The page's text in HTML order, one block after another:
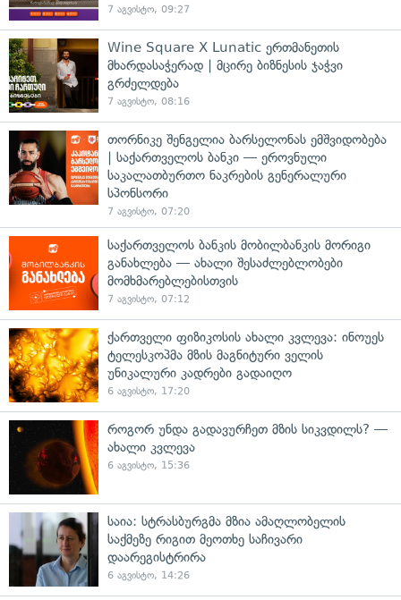
7 აგვისტო, 09:27
Wine Square X Lunatic ერთმანეთის
მხარდასაჭერად | მცირე ბიზნესის ჯაჭვი
გრძელდება
7 აგვისტო, 08:16
თორნიკე შენგელია ბარსელონას ემშვიდობება
| საქართველოს ბანკი — ეროვნული
საკალათბურთო ნაკრების გენერალური
სპონსორი
7 აგვისტო, 07:20
საქართველოს ბანკის მობილბანკის მორიგი
განახლება — ახალი შესაძლებლობები
მომხმარებლებისთვის
7 აგვისტო, 07:12
ქართველი ფიზიკოსის ახალი კვლევა: ინოუეს
ტელესკოპმა მზის მაგნიტური ველის
უნიკალური კადრები გადაიღო
6 აგვისტო, 17:20
როგორ უნდა გადავურჩეთ მზის სიკვდილს? —
ახალი კვლევა
6 აგვისტო, 15:36
საია: სტრასბურგმა მზია ამაღლობელის
საქმეზე რიგით მეოთხე საჩივარი
დაარეგისტრირა
6 აგვისტო, 14:26